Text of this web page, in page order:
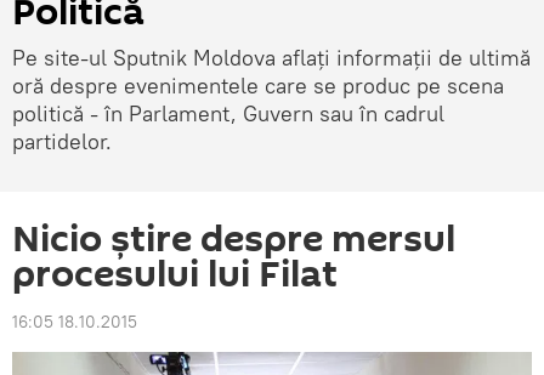
Politică
Pe site-ul Sputnik Moldova aflați informații de ultimă
oră despre evenimentele care se produc pe scena
politică - în Parlament, Guvern sau în cadrul
partidelor.
Nicio ştire despre mersul
procesului lui Filat
16:05 18.10.2015